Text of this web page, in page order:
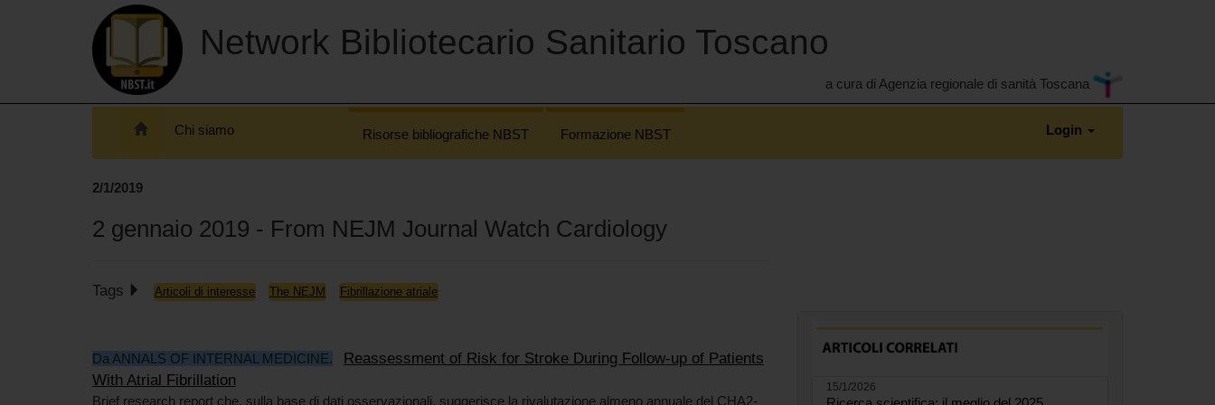
Network Bibliotecario Sanitario Toscano
a cura di Agenzia regionale di sanità Toscana
Chi siamo Risorse bibliografiche NBST Formazione NBST Login
2/1/2019
2 gennaio 2019 - From NEJM Journal Watch Cardiology
Tags Articoli di interesse The NEJM Fibrillazione atriale
Da ANNALS OF INTERNAL MEDICINE.
Reassessment of Risk for Stroke During Follow-up of Patients
With Atrial Fibrillation
Brief research report che, sulla base di dati osservazionali, suggerisce la rivalutazione almeno annuale del CHA2-
15/1/2026